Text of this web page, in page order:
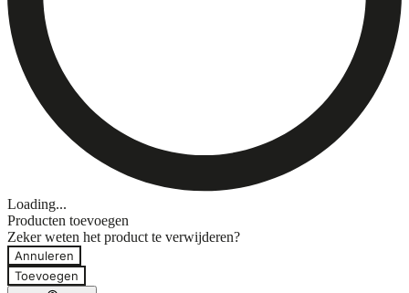
Loading...
Producten toevoegen
Zeker weten het product te verwijderen?
Annuleren
Toevoegen